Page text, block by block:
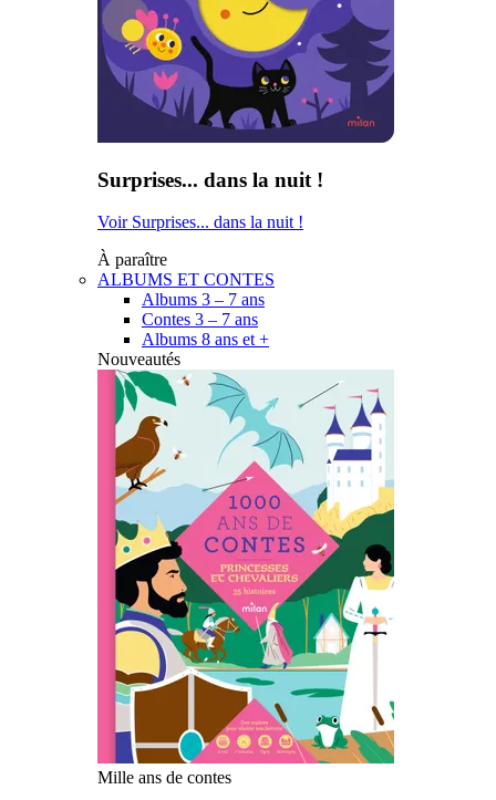
Surprises... dans la nuit !
Voir Surprises... dans la nuit !
À paraître
ALBUMS ET CONTES
Albums 3 – 7 ans
Contes 3 – 7 ans
Albums 8 ans et +
Nouveautés
Mille ans de contes